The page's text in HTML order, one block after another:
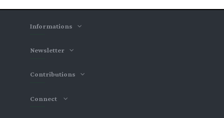
Informations
Newsletter
Contributions
Connect